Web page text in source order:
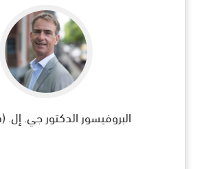
البروفيسور الدكتور جي. إل.